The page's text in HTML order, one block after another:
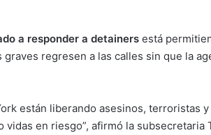
a responder a detainers está
regresen a las calles sin que la
están liberando asesinos, terroristas
en riesgo”, afirmó la subsecretaria